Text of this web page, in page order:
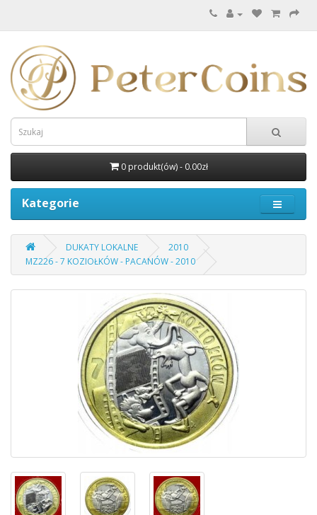
0 produkt(ów) - 0.00zł
Kategorie
DUKATY LOKALNE
2010
MZ226 - 7 KOZIOŁKÓW - PACANÓW - 2010